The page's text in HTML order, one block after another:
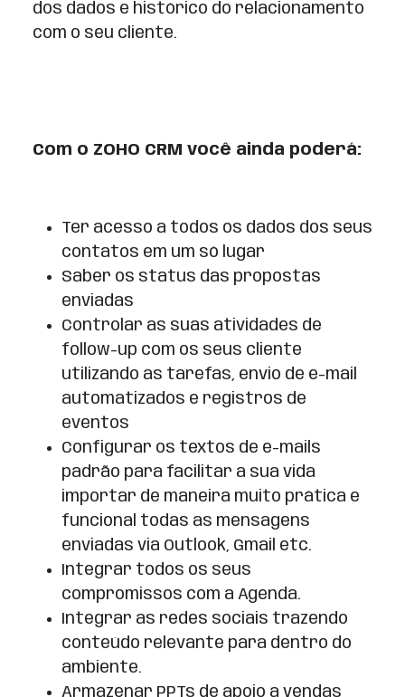
dos dados e histórico do relacionamento
com o seu cliente.
Com o ZOHO CRM você ainda poderá:
Ter acesso a todos os dados dos seus
contatos em um só lugar
Saber os status das propostas
enviadas
Controlar as suas atividades de
follow-up com os seus cliente
utilizando as tarefas, envio de e-mail
automatizados e registros de
eventos
Configurar os textos de e-mails
padrão para facilitar a sua vida
importar de maneira muito prática e
funcional todas as mensagens
enviadas via Outlook, Gmail etc.
Integrar todos os seus
compromissos com a Agenda.
Integrar as redes sociais trazendo
conteúdo relevante para dentro do
ambiente.
Armazenar PPTs de apoio a vendas